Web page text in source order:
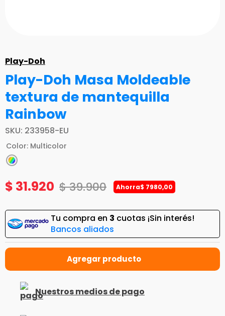
Play-Doh
Play-Doh Masa Moldeable
textura de mantequilla
Rainbow
SKU: 233958-EU
Color: Multicolor
$ 31.920 $39.900 Ahorra$ 7980,00
Tu compra en 3 cuotas ¡Sin interés!
Bancos aliados
Nuestros medios de pago